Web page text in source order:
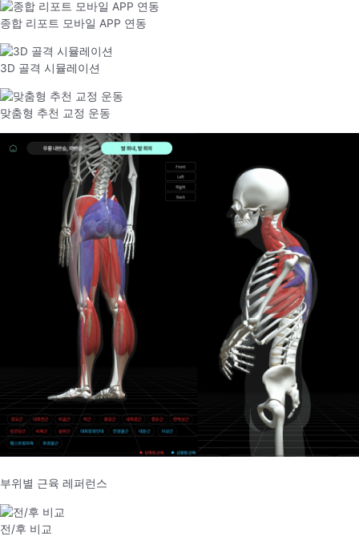
종합 리포트 모바일 APP 연동
3D 골격 시뮬레이션
맞춤형 추천 교정 운동
부위별 근육 레퍼런스
전/후 비교